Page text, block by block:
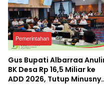
Pemerintahan
Gus Bupati Albarraa
BK Desa Rp 16,5 Miliar ke
ADD 2026, Tutup